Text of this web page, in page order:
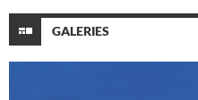
GALERIES